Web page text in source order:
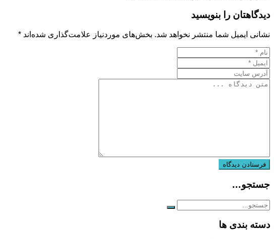
دیدگاهتان را بنویسید
نشانی ایمیل شما منتشر نخواهد شد. بخش‌های موردنیاز علامت‌گذاری شده‌اند *
جستجو…
دسته بندی ها